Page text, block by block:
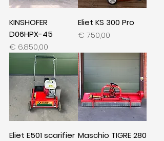
KINSHOFER
D06HPX-45
Prijs
€ 6.850,00
Eliet KS 300 Pro
Prijs
€ 750,00
Eliet E501 scarifier Maschio TIGRE 280